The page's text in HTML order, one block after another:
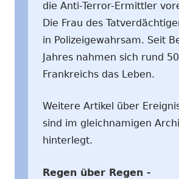
die Anti-Terror-Ermittler
Die Frau des
in Polizeigewahrsam. Seit
Jahres nahmen sich rund
Frankreichs das Leben.
Weitere Artikel über
sind im gleichnamigen
hinterlegt.
Regen über Regen -